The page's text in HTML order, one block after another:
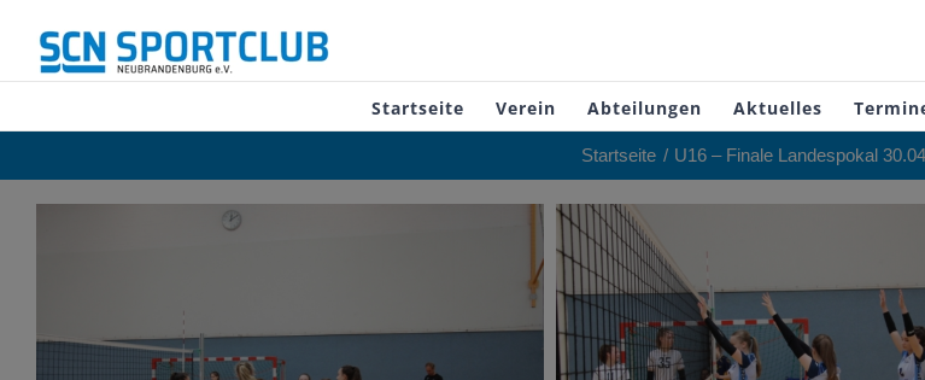
Inhalt
Startseite Verein Abteilungen Aktuelles
Startseite U16 – Finale Landespokal